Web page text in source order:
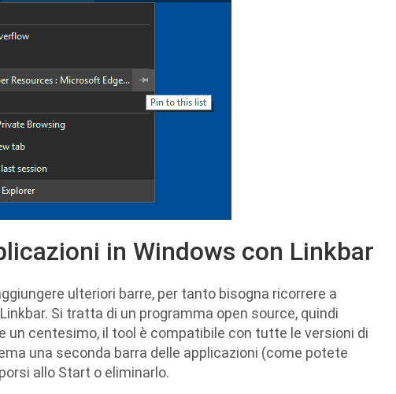
in Windows con Linkbar
ulteriori barre, per tanto bisogna ricorrere a
Si tratta di un programma open source, quindi
un centesimo, il tool è compatibile con tutte le versioni di
una seconda barra delle applicazioni (come potete
allo Start o eliminarlo.